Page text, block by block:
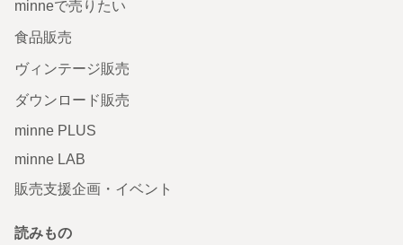
minneで売りたい
食品販売
ヴィンテージ販売
ダウンロード販売
minne PLUS
minne LAB
販売支援企画・イベント
読みもの